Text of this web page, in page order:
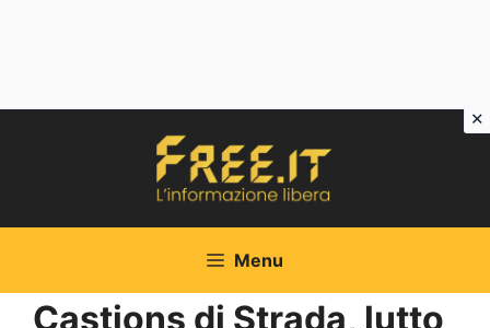
Menu
Castions di Strada, lutto